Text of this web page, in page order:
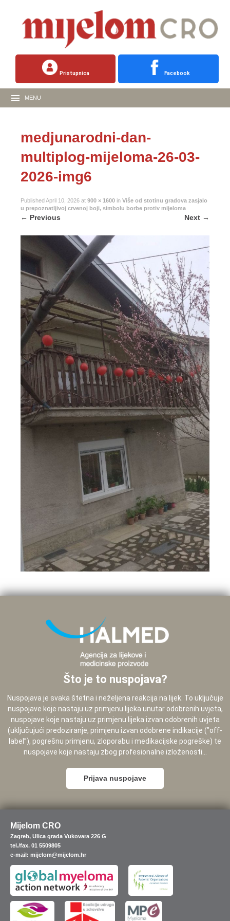
Pristupnica Facebook
MENU
medjunarodni-dan-
multiplog-mijeloma-26-03-
2026-img6
PublishedApril 10, 2026 at 900 × 1600 in Više od stotinu gradova zasjalo
u prepoznatljivoj crvenoj boji, simbolu borbe protiv mijeloma
← Previous Next →
Što je to nuspojava?
Nuspojava je svaka štetna i neželjena reakcija na lijek. To uključuje
nuspojave koje nastaju uz primjenu lijeka unutar odobrenih uvjeta,
nuspojave koje nastaju uz primjenu lijeka izvan odobrenih uvjeta
(uključujući predoziranje, primjenu izvan odobrene indikacije (”off-
label”), pogrešnu primjenu, zloporabu i medikacijske pogreške) te
nuspojave koje nastaju zbog profesionalne izloženosti...
Prijava nuspojave
Mijelom CRO
Zagreb, Ulica grada Vukovara 226 G
tel./fax. 01 5509805
e-mail: mijelom@mijelom.hr